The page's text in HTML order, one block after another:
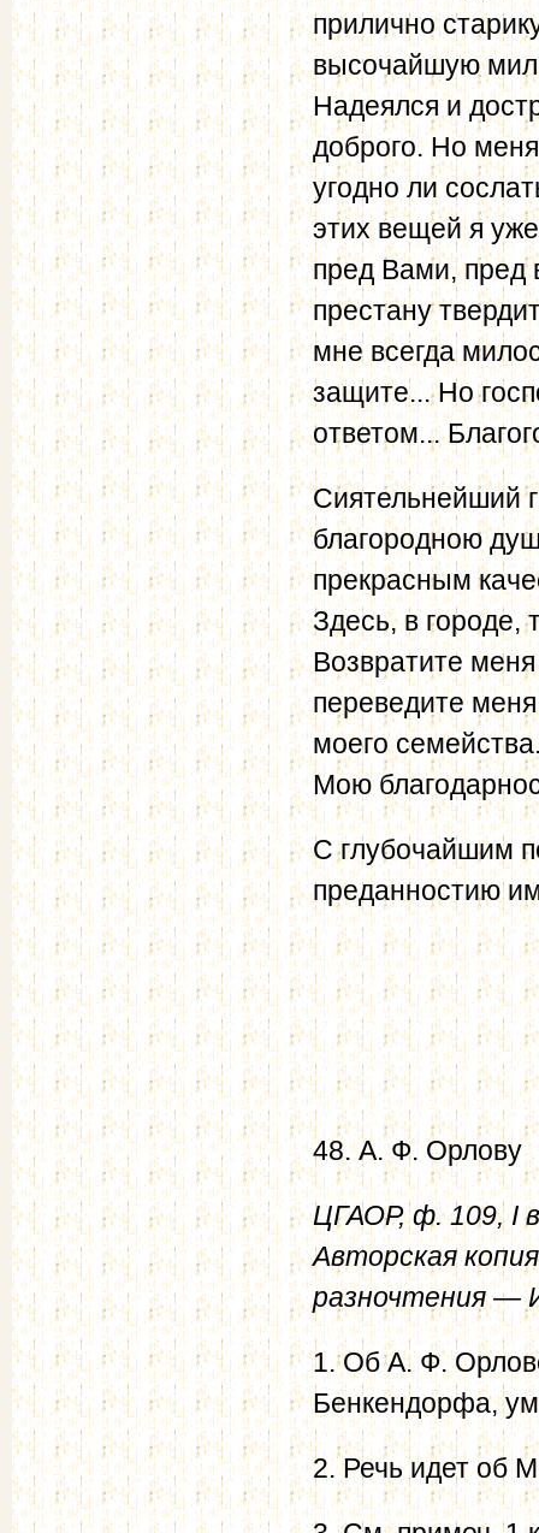
прилично
высочайшую
Надеялся и
доброго. Но
угодно ли
этих вещей я
пред Вами, пред
престану
мне всегда
защите... Но
ответом...
Сиятельнейший
благородною
прекрасным
Здесь, в городе,
Возвратите
переведите
моего
Мою
С глубочайшим
преданностию
48. А. Ф. Орлову
ЦГАОР, ф. 109, I
Авторская
разночтения —
1. Об А. Ф.
Бенкендорфа,
2. Речь идет об